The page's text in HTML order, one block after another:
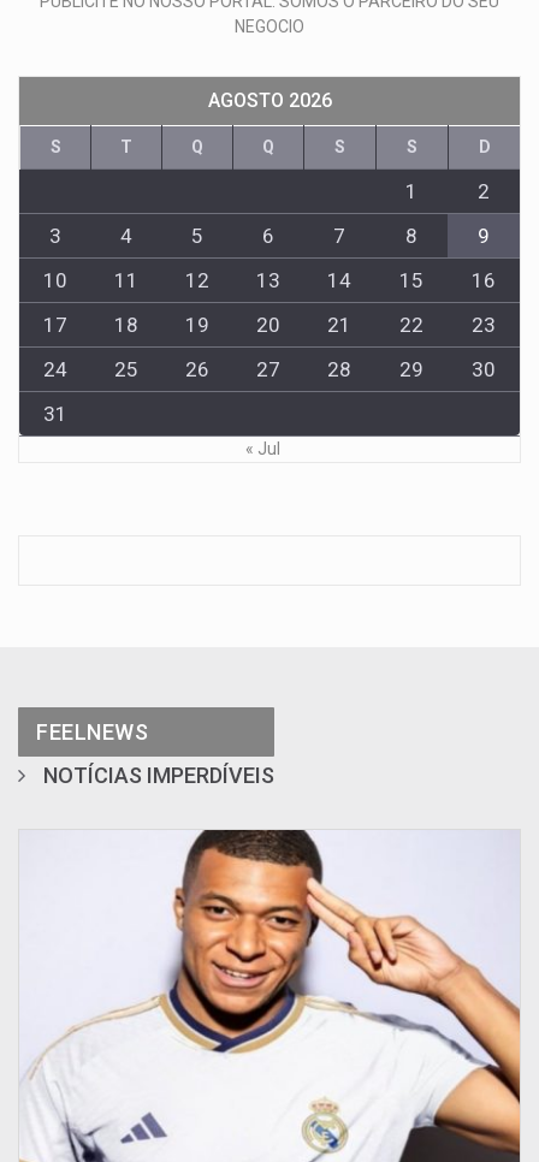
NEGOCIO
AGOSTO 2026
S T Q Q S S D
1
2
3
4 5 6 7 8
9
10
11 12 13 14 15
16
17
18 19 20 21 22
23
24
25 26 27 28 29
30
31
« Jul
FEELNEWS
NOTÍCIAS IMPERDÍVEIS